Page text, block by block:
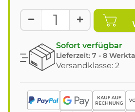
Sofort verfügbar
Lieferzeit: 7 - 8
Versandklasse: 2